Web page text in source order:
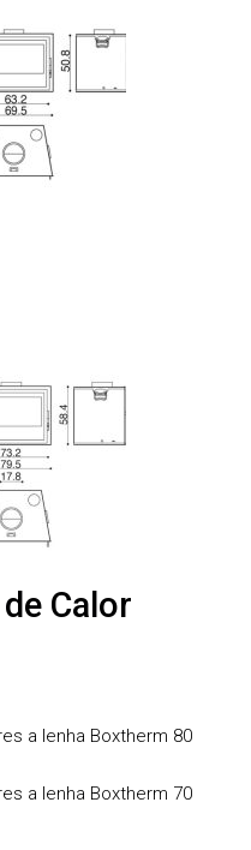
Calor
a lenha Boxtherm 80
a lenha Boxtherm 70